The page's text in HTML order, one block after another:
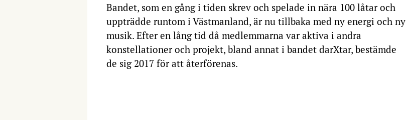
Bandet, som en gång i tiden skrev och spelade in nära 100 låtar och
uppträdde runtom i Västmanland, är nu tillbaka med ny energi och ny
musik. Efter en lång tid då medlemmarna var aktiva i andra
konstellationer och projekt, bland annat i bandet darXtar, bestämde
de sig 2017 för att återförenas.